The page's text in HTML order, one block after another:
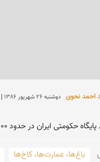
احمد نحوی دوشنبه 26 شهريور 1386 | 19 سال پیش
حكومتی ایران در حدود 2500 سال پیش
باغ‌ها، عمارت‌ها، کاخ‌ها